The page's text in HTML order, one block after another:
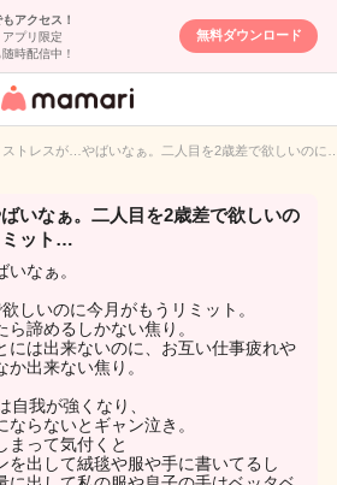
アクセス！
プリ限定
時配信中！
無料ダウンロード
女性専用匿名QA
イト
ストレスが…やばいなぁ。二人目を2歳差で欲しいのに
いなぁ。二人目を2歳差で欲しいの
ミット…
なぁ。
しいのに今月がもうリミット。
諦めるしかない焦り。
には出来ないのに、お互い仕事疲れや
出来ない焦り。
自我が強くなり、
ならないとギャン泣き。
まって気付くと
を出して絨毯や服や手に書いてるし